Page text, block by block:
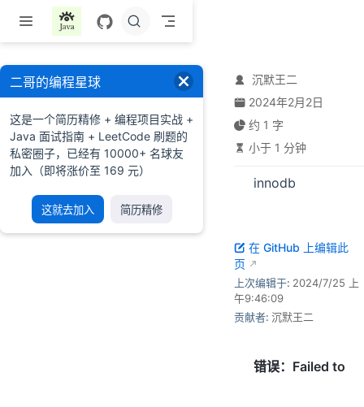
跳至主要內容
沉默王二
2024年2月2日
约 1 字
小于 1 分钟
innodb
在 GitHub 上编辑此
页
上次编辑于: 2024/7/25 上
午9:46:09
贡献者: 沉默王二
二哥的编程星球
这是一个简历精修 + 编程项目实战 +
Java 面试指南 + LeetCode 刷题的
私密圈子，已经有 10000+ 名球友
加入（即将涨价至 169 元）
这就去加入 简历精修